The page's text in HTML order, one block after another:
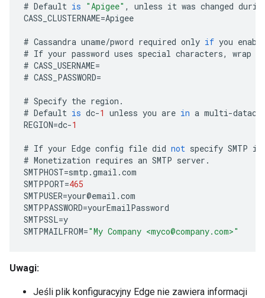
# Default is "Apigee" , unless it was changed
CASS_CLUSTERNAME=Apigee
# Cassandra uname/pword required only if you
# If your password uses special characters, wrap
# CASS_USERNAME=
# CASS_PASSWORD=
# Specify the region .
# Default is dc-1 unless you are in a multi-
REGION=dc-1
# If your Edge config file did not specify SMTP
# Monetization requires an SMTP server .
SMTPHOST=smtp .gmail .com
SMTPPORT=465
SMTPUSER=your@email .com
SMTPPASSWORD=yourEmailPassword
SMTPSSL=y
SMTPMAILFROM="My Company <myco@company.com>"
Uwagi:
Jeśli plik konfiguracyjny Edge nie zawiera informacji